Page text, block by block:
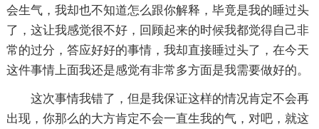
会生气，我却也不知道怎么跟你解释，毕竟是我的睡过头
了，这让我感觉很不好，回顾起来的时候我都觉得自己非
常的过分，答应好好的事情，我却直接睡过头了，在今天
这件事情上面我还是感觉有非常多方面是我需要做好的。
这次事情我错了，但是我保证这样的情况肯定不会再
出现，你那么的大方肯定不会一直生我的气，对吧，就这